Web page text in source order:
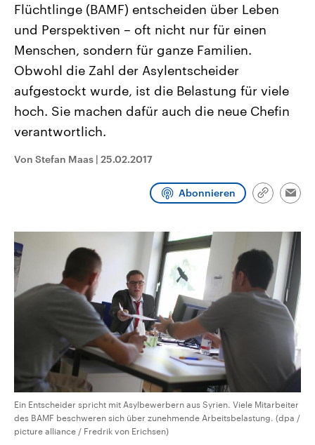
Landtagswahl Sachsen-Anhalt
2026
Alle Informationen
Sachsen-Anhalt wählt am 6.
September 2026 einen neuen
Landtag. Seit 2021 wird das
Bundesland von einer Koalition aus
Umfragen, Prognosen,
und Hintergründe zu den Parteien
und Kandidaten der anstehenden
USA
Aktuelle Beiträge,
Hintergründe
Wirtschaftlich und
gehören die Vereinigten
den mächtigsten Ländern
mit großem Einfluss auf
Sendungen Programm
Flüchtlinge (BAMF) entscheiden über Leben
und Perspektiven – oft nicht nur für einen
Menschen, sondern für ganze Familien.
Obwohl die Zahl der Asylentscheider
aufgestockt wurde, ist die Belastung für viele
hoch. Sie machen dafür auch die neue Chefin
verantwortlich.
Von Stefan Maas | 25.02.2017
Abonnieren
Link
Ein Entscheider spricht mit Asylbewerbern aus Syrien. Viele Mitarbeiter
des BAMF beschweren sich über zunehmende Arbeitsbelastung. (dpa /
picture alliance / Fredrik von Erichsen)